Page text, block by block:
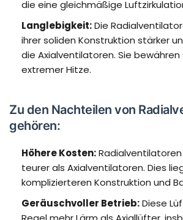
die eine gleichmäßige
Langlebigkeit:Die
ihrer soliden Konstruktion stärker
die Axialventilatoren. Sie
extremer Hitze.
Zu den Nachteilen von
gehören:
Höhere Kosten:
teurer als Axialventilatoren. Dies
komplizierteren Konstruktion und
Geräuschvoller Betrieb:Diese